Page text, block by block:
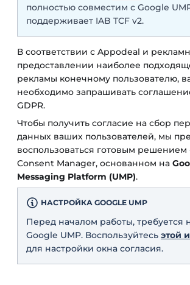
полностью совместим с Google
поддерживает IAB TCF v2.
В соответствии с Appodeal и
предоставлении наиболее
рекламы конечному пользователю,
необходимо запрашивать
GDPR.
Чтобы получить согласие на сбор
данных ваших пользователей, мы
воспользоваться готовым решением
Consent Manager, основанном на
Messaging Platform (UMP).
НАСТРОЙКА GOOGLE UMP
Перед началом работы, требуется
Google UMP. Воспользуйтесь этой
для настройки окна согласия.